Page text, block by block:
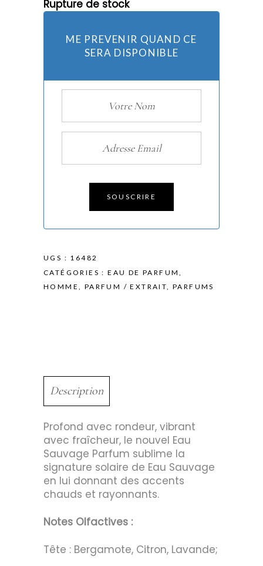
Rupture de stock
ME PREVENIR QUAND CE
SERA DISPONIBLE
SOUSCRIRE
UGS : 16482
CATÉGORIES :EAU DE PARFUM,
HOMME , PARFUM / EXTRAIT,PARFUMS
Description
Profond avec rondeur, vibrant
avec fraîcheur, le nouvel Eau
Sauvage Parfum sublime la
signature solaire de Eau Sauvage
en lui donnant des accents
chauds et rayonnants.
Notes Olfactives :
Tête : Bergamote, Citron, Lavande;